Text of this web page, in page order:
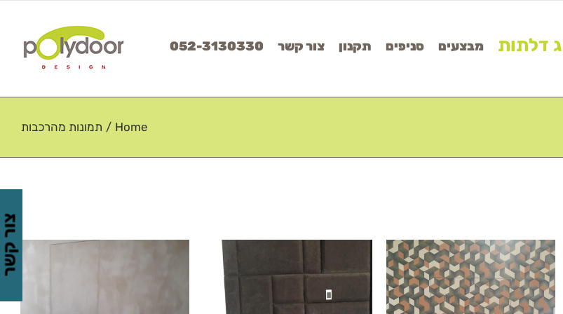
דלתות מבצעים סניפים תקנון צור קשר 052-3130330
Home
/ תמונות מהרכבות
צור